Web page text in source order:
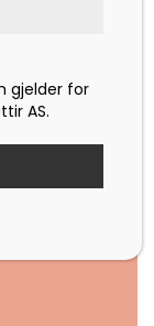
hvor det var
gjelder for
AS.